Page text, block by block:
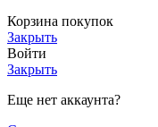
Корзина покупок
Закрыть
Войти
Закрыть
Еще нет аккаунта?